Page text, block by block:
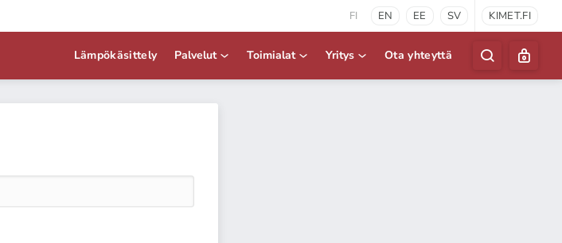
FI EN EE SV KIMET.FI
Lämpökäsittely Palvelut Toimialat Yritys Ota yhteyttä